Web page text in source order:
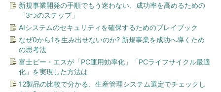
新規事業開発の手順でもう迷わない、成功率を高めるための
「3つのステップ」
AIシステムのセキュリティを確保するためのプレイブック
なぜ0から1を生み出せないのか? 新規事業を成功へ導くため
の思考法
富士ピー・エスが「PC運用効率化」「PCライフサイクル最適
化」を実現した方法は
12製品の比較で分かる、生産管理システム選定でチェックし